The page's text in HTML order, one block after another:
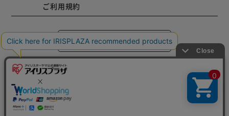
ご利用規約
コーポレートサイト